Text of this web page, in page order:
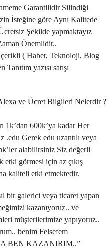
Garantilidir Silindiği
İsteğine göre Aynı Kalitede
Şekilde yapmaktayız
Önemlidir..
( Haber, Teknoloji, Blog
yazısı satışı
ve Ücret Bilgileri Nelerdir ?
1k’dan 600k’ya kadar Her
.edu Gerek edu uzantılı veya
alabilirsiniz Siz değerli
görmesi için az çıkış
kaliteli etki etmektedir.
bir galerici veya ticaret yapan
kazanıyoruz.. ve
müşterilerimize yapıyoruz..
benim Felsefem
BEN KAZANIRIM..”